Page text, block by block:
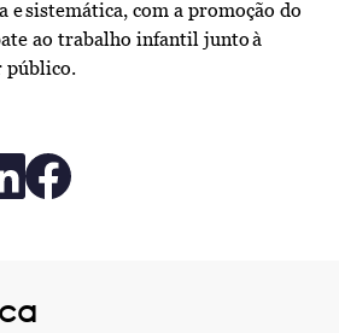
e sistemática, com a promoção do
ao trabalho infantil junto à
público.